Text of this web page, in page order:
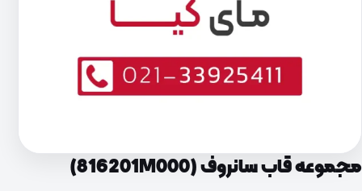
مجموعه قاب سانروف (816201M000)